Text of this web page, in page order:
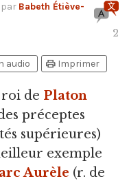
Babeth Étiève-
2
audio print Imprimer
de Platon
préceptes
supérieures)
exemple
Aurèle (r. de